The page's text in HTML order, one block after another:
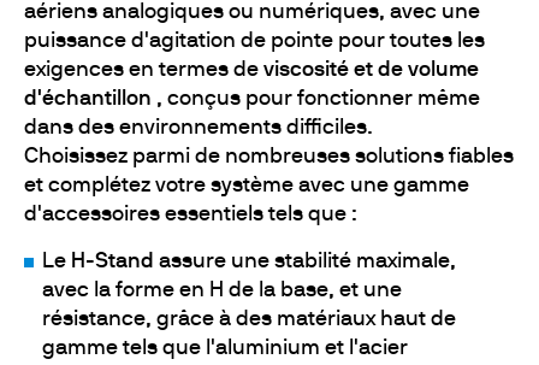
aériens analogiques ou numériques, avec une
puissance d'agitation de pointe pour toutes les
exigences en termes de viscosité et de volume
d'échantillon , conçus pour fonctionner même
dans des environnements difficiles.
Choisissez parmi de nombreuses solutions fiables
et complétez votre système avec une gamme
d'accessoires essentiels tels que :
Le H-Stand assure une stabilité maximale,
avec la forme en H de la base, et une
résistance, grâce à des matériaux haut de
gamme tels que l'aluminium et l'acier